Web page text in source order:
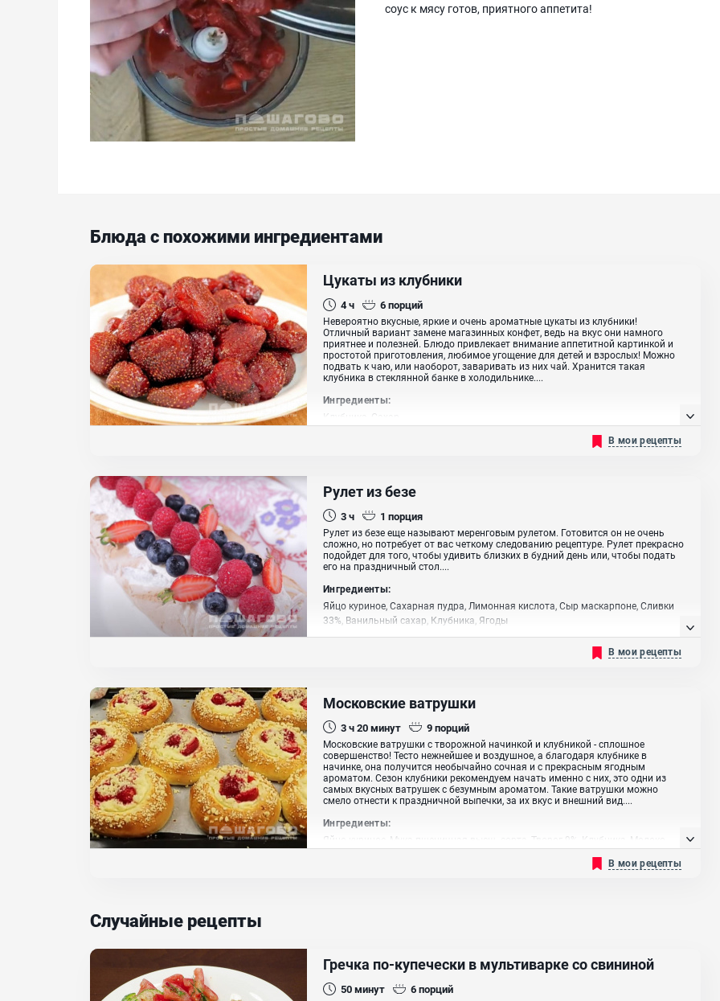
соус к мясу готов, приятного аппетита!
Блюда с похожими ингредиентами
Цукаты из клубники
4 ч 6порций
Невероятно вкусные, яркие и очень ароматные цукаты из клубники!
Отличный вариант замене магазинных конфет, ведь на вкус они намного
приятнее и полезней. Блюдо привлекает внимание аппетитной картинкой и
простотой приготовления, любимое угощение для детей и взрослых! Можно
подвать к чаю, или наоборот, заваривать из них чай. Хранится такая
клубника в стеклянной банке в холодильнике....
Ингредиенты:
Клубника, Сахар
В мои рецепты
Рулет из безе
3 ч 1 порция
Рулет из безе еще называют меренговым рулетом. Готовится он не очень
сложно, но потребует от вас четкому следованию рецептуре. Рулет прекрасно
подойдет для того, чтобы удивить близких в будний день или, чтобы подать
его на праздничный стол....
Ингредиенты:
Яйцо куриное, Сахарная пудра, Лимонная кислота, Сыр маскарпоне, Сливки
33%, Ванильный сахар, Клубника, Ягоды
В мои рецепты
Московские ватрушки
3 ч 20минут 9порций
Московские ватрушки с творожной начинкой и клубникой - сплошное
совершенство! Тесто нежнейшее и воздушное, а благодаря клубнике в
начинке, она получится необычайно сочная и с прекрасным ягодным
ароматом. Сезон клубники рекомендуем начать именно с них, это одни из
самых вкусных ватрушек с безумным ароматом. Такие ватрушки можно
смело отнести к праздничной выпечки, за их вкус и внешний вид....
Ингредиенты:
Яйцо куриное, Мука пшеничная высш. сорта, Творог 9%, Клубника, Молоко
В мои рецепты
Случайные рецепты
Гречка по-купечески в мультиварке со свининой
50минут 6порций